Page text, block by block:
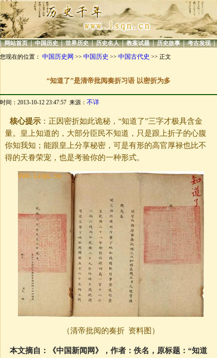
| 网站首页 | 中国历史 | 世界历史 | 历史名人 | 教案试题 | 历史故事 | 考古发现 |
您现在的位置： 中国历史网 >> 中国历史 >> 中国古代史 >> 正文
“知道了”是清帝批阅奏折习语 以密折为多
时间：2013-10-12 23:47:57 来源： 不详
核心提示 ：正因密折如此诡秘，“知道了”三字才极具含金
量。皇上知道的，大部分臣民不知道，只是跟上折子的心腹
你知我知；能跟皇上分享秘密，可是有形的高官厚禄也比不
得的天眷荣宠，也是考验你的一种形式。
（清帝批阅的奏折 资料图）
本文摘自：《中国新闻网》，作者：佚名，原标题：“知道